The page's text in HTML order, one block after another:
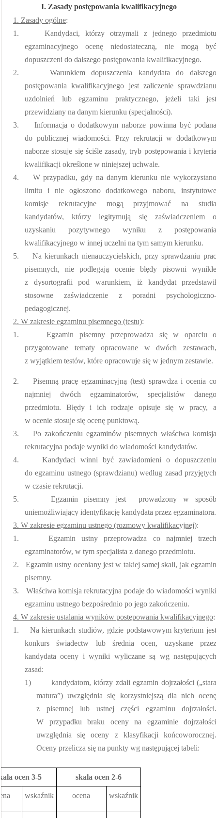
I. Zasady postępowania kwalifikacyjnego
1. Zasady ogólne:
1.
Kandydaci, którzy otrzymali z jednego przedmiotu
egzaminacyjnego ocenę niedostateczną, nie mogą być
dopuszczeni do dalszego postępowania kwalifikacyjnego.
2.
Warunkiem dopuszczenia kandydata do dalszego
postępowania kwalifikacyjnego jest zaliczenie sprawdzianu
uzdolnień lub egzaminu praktycznego, jeżeli
taki jest
przewidziany na danym kierunku (specjalności).
3.
Informacja o dodatkowym naborze powinna być podana
do publicznej wiadomości. Przy rekrutacji w dodatkowym
naborze stosuje się ściśle zasady, tryb postępowania i kryteria
kwalifikacji określone w niniejszej uchwale.
4.
W przypadku, gdy na danym kierunku nie wykorzystano
limitu i nie ogłoszono dodatkowego naboru, instytutowe
komisje rekrutacyjne mogą przyjmować na studia
kandydatów, którzy legitymują się zaświadczeniem o
uzyskaniu pozytywnego wyniku z postępowania
kwalifikacyjnego w innej uczelni na tym samym kierunku.
5.
Na kierunkach nienauczycielskich, przy sprawdzaniu prac
pisemnych, nie podlegają ocenie błędy pisowni wynikłe
z dysortografii pod warunkiem, iż kandydat przedstawił
stosowne zaświadczenie z poradni psychologiczno-
pedagogicznej.
2. W zakresie egzaminu pisemnego (testu):
1.
Egzamin pisemny przeprowadza się w oparciu o
przygotowane tematy opracowane w dwóch zestawach,
z wyjątkiem testów, które opracowuje się w jednym zestawie.
2.
Pisemną pracę egzaminacyjną (test) sprawdza i ocenia co
najmniej dwóch egzaminatorów, specjalistów danego
przedmiotu. Błędy i ich rodzaje opisuje się w pracy, a
w ocenie stosuje się ocenę punktową.
3.
Po zakończeniu egzaminów pisemnych właściwa komisja
rekrutacyjna podaje wyniki do wiadomości kandydatów.
4.
Kandydaci winni być zawiadomieni o dopuszczeniu
do egzaminu ustnego (sprawdzianu) według zasad przyjętych
w czasie rekrutacji.
5.
Egzamin pisemny jest
prowadzony w sposób
uniemożliwiający identyfikację kandydata przez egzaminatora.
3. W zakresie egzaminu ustnego (rozmowy kwalifikacyjnej):
1.
Egzamin ustny przeprowadza co najmniej trzech
egzaminatorów, w tym specjalista z danego przedmiotu.
2.
Egzamin ustny oceniany jest w takiej samej skali, jak egzamin
pisemny.
3.
Właściwa komisja rekrutacyjna podaje do wiadomości wyniki
egzaminu ustnego bezpośrednio po jego zakończeniu.
4. W zakresie ustalania wyników postępowania kwalifikacyjnego:
1.
Na kierunkach studiów, gdzie podstawowym kryterium jest
konkurs świadectw lub średnia ocen, uzyskane przez
kandydata oceny i wyniki wyliczane są wg następujących
zasad:
1)
kandydatom, którzy zdali egzamin dojrzałości („stara
matura”) uwzględnia się korzystniejszą dla nich ocenę
z pisemnej lub ustnej części egzaminu dojrzałości.
W przypadku braku oceny na egzaminie dojrzałości
uwzględnia się oceny z klasyfikacji końcoworocznej.
Oceny przelicza się na punkty wg następującej tabeli:
ocen 3-5 skala ocen 2-6
wskaźnik ocena wskaźnik